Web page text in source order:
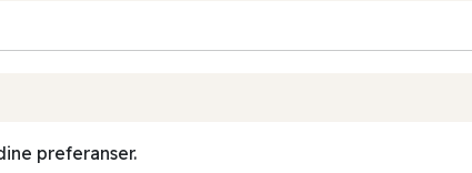
preferanser.